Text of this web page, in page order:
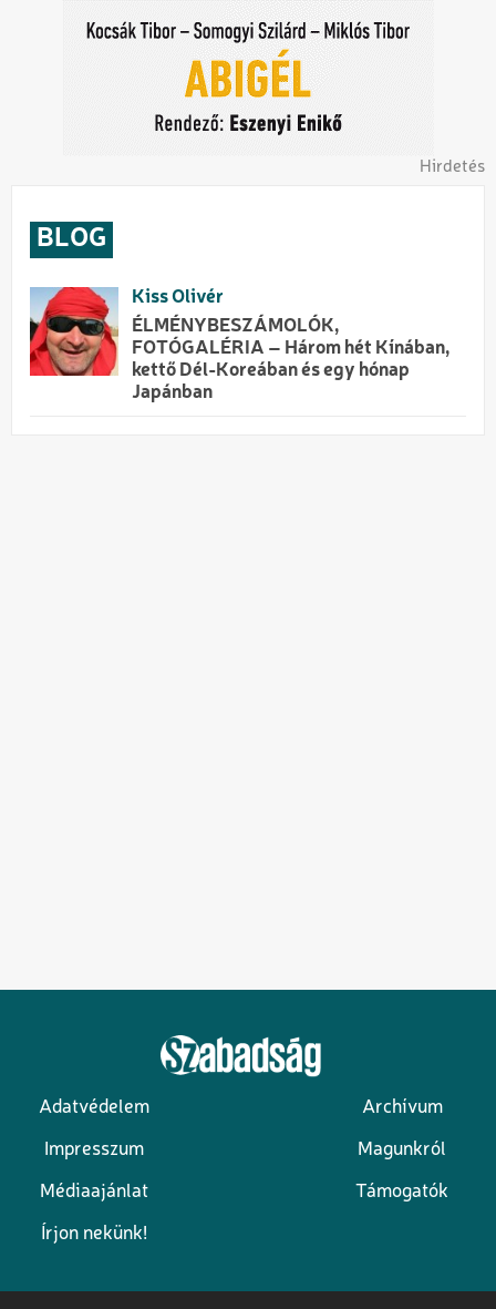
Hirdetés
BLOG
Kiss Olivér
ÉLMÉNYBESZÁMOLÓK,
FOTÓGALÉRIA – Három hét Kínában,
kettő Dél-Koreában és egy hónap
Japánban
Lábléc
Adatvédelem Archívum
Impresszum Magunkról
Médiaajánlat Támogatók
Írjon nekünk!